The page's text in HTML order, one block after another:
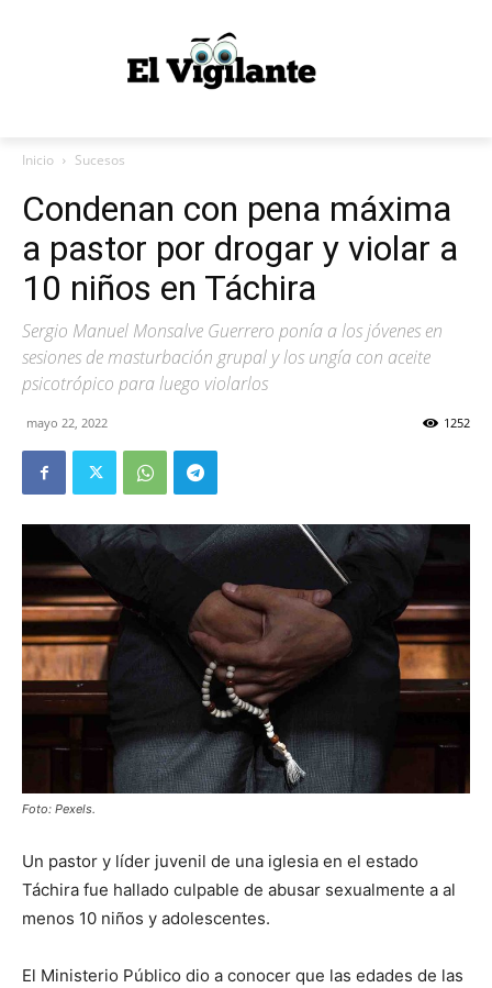
Inicio Sucesos
Condenan con pena máxima
a pastor por drogar y violar a
10 niños en Táchira
Sergio Manuel Monsalve Guerrero ponía a los jóvenes en
sesiones de masturbación grupal y los ungía con aceite
psicotrópico para luego violarlos
mayo 22, 2022 1252
Foto: Pexels.
Un pastor y líder juvenil de una iglesia en el estado
Táchira fue hallado culpable de abusar sexualmente a al
menos 10 niños y adolescentes.
El Ministerio Público dio a conocer que las edades de las